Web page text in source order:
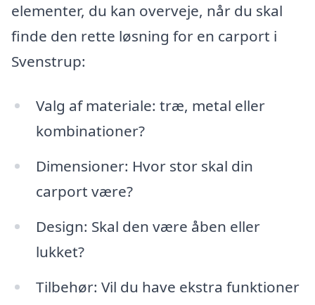
elementer, du kan overveje, når du skal
finde den rette løsning for en carport i
Svenstrup:
Valg af materiale: træ, metal eller
kombinationer?
Dimensioner: Hvor stor skal din
carport være?
Design: Skal den være åben eller
lukket?
Tilbehør: Vil du have ekstra funktioner